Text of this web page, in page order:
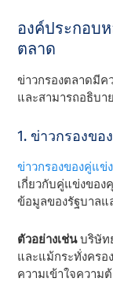
องค์ประกอบ
ตลาด
ข่าวกรองตลาดมีค
และสามารถอธิบา
1. ข่าวกรองขอ
ข่าวกรองของคู่แข่ง
เกี่ยวกับคู่แข่งของ
ข้อมูลของรัฐบาล
ตัวอย่างเช่นบริษัท
และแม้กระทั่งครอ
ความเข้าใจความ